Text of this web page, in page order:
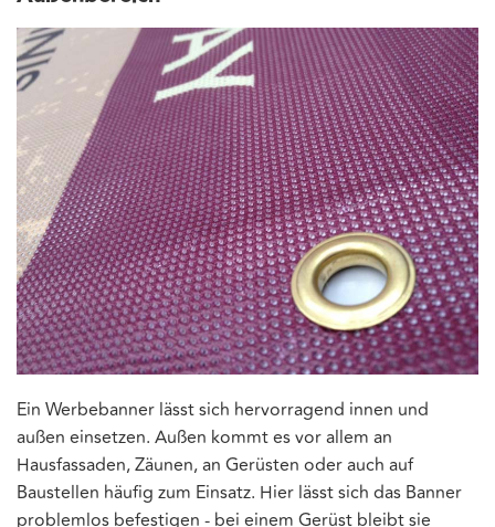
Ein Werbebanner lässt sich hervorragend innen und
außen einsetzen. Außen kommt es vor allem an
Hausfassaden, Zäunen, an Gerüsten oder auch auf
Baustellen häufig zum Einsatz. Hier lässt sich das Banner
problemlos befestigen - bei einem Gerüst bleibt sie